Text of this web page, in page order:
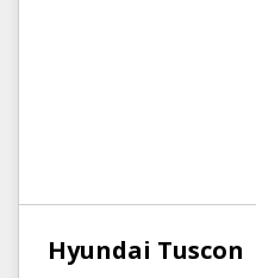
Hyundai Tuscon